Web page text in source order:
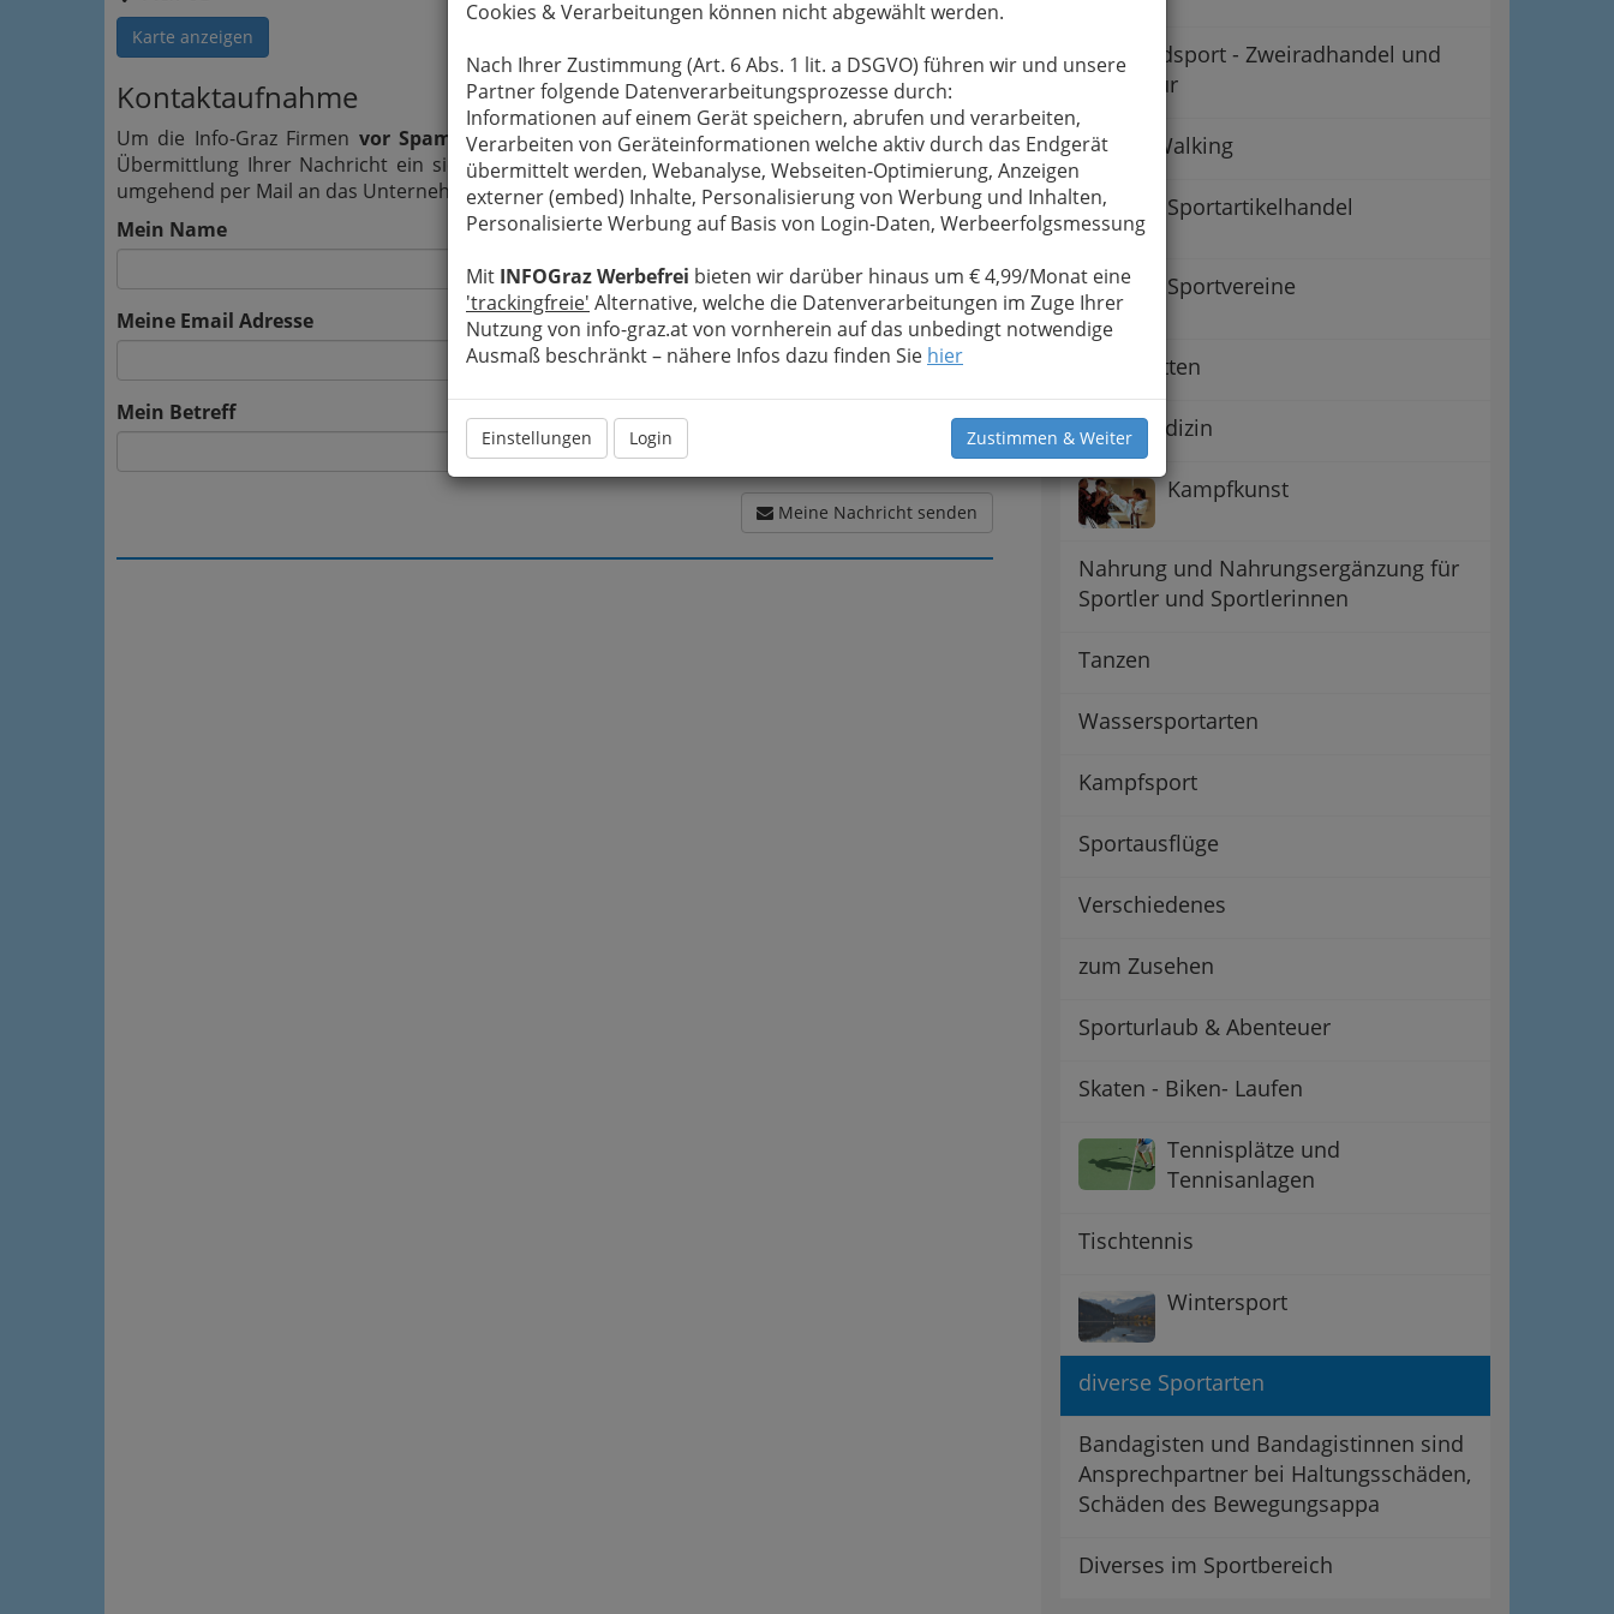
Cookies & Verarbeitungen können nicht abgewählt werden.
Nach Ihrer Zustimmung (Art. 6 Abs. 1 lit. a DSGVO) führen wir und unsere
Partner folgende Datenverarbeitungsprozesse durch:
Informationen auf einem Gerät speichern, abrufen und verarbeiten,
Verarbeiten von Geräteinformationen welche aktiv durch das Endgerät
übermittelt werden, Webanalyse, Webseiten-Optimierung, Anzeigen
externer (embed) Inhalte, Personalisierung von Werbung und Inhalten,
Personalisierte Werbung auf Basis von Login-Daten, Werbeerfolgsmessung
Mit INFOGraz Werbefrei bieten wir darüber hinaus um € 4,99/Monat eine
'trackingfreie' Alternative, welche die Datenverarbeitungen im Zuge Ihrer
Nutzung von info-graz.at von vornherein auf das unbedingt notwendige
Ausmaß beschränkt – nähere Infos dazu finden Sie hier
Einstellungen Login Zustimmen & Weiter
Karte anzeigen
Kontaktaufnahme
Um die Info-Graz Firmen vor Spam-Mails zu bewahren, verwenden wir an dieser Stelle zur
Übermittlung Ihrer Nachricht ein sicheres Formular. Ihre Nachricht wird nach dem Absenden
umgehend per Mail an das Unternehmen A Quechua Polo Sports GmbH weitergeleitet.
Mein Name
Meine Email Adresse
Mein Betreff
Meine Nachricht
Meine Nachricht senden
Motorradsport - Zweiradhandel und
Reparatur
Nordic Walking
Sportartikelhandel
Sportvereine
Sportwetten
Sportmedizin
Kampfkunst
Nahrung und Nahrungsergänzung für
Sportler und Sportlerinnen
Tanzen
Wassersportarten
Kampfsport
Sportausflüge
Verschiedenes
zum Zusehen
Sporturlaub & Abenteuer
Skaten - Biken- Laufen
Tennisplätze und
Tennisanlagen
Tischtennis
Wintersport
diverse Sportarten
Bandagisten und Bandagistinnen sind
Ansprechpartner bei Haltungsschäden,
Schäden des Bewegungsappa
Diverses im Sportbereich